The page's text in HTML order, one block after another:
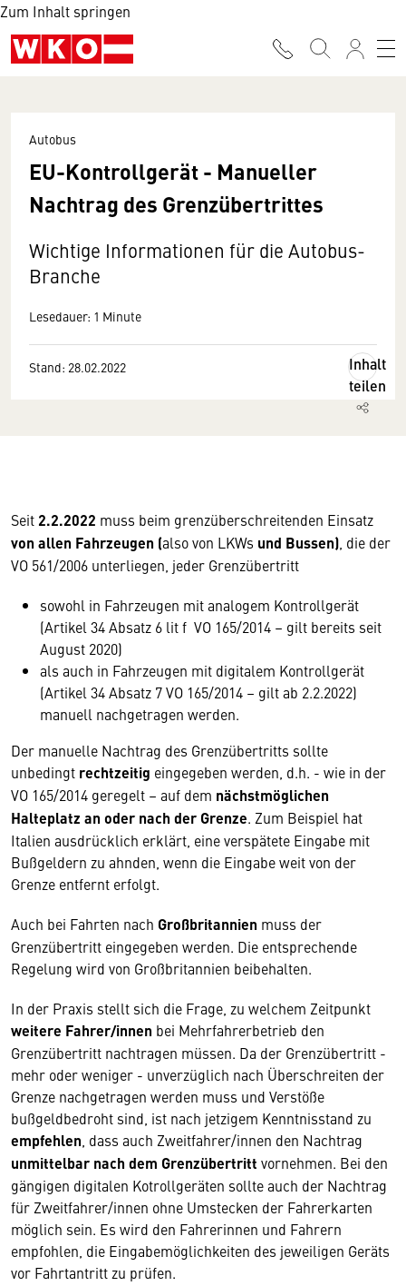
Zum Inhalt springen
Autobus
EU-Kontrollgerät - Manueller
Nachtrag des Grenzübertrittes
Wichtige Informationen für die Autobus-
Branche
Lesedauer: 1 Minute
Stand: 28.02.2022
Inhalt
teilen
Seit 2.2.2022 muss beim grenzüberschreitenden Einsatz
von allen Fahrzeugen (also von LKWs und Bussen) , die der
VO 561/2006 unterliegen, jeder Grenzübertritt
sowohl in Fahrzeugen mit analogem Kontrollgerät
(Artikel 34 Absatz 6 lit f VO 165/2014 – gilt bereits seit
August 2020)
als auch in Fahrzeugen mit digitalem Kontrollgerät
(Artikel 34 Absatz 7 VO 165/2014 – gilt ab 2.2.2022)
manuell nachgetragen werden.
Der manuelle Nachtrag des Grenzübertritts sollte
unbedingt rechtzeitig eingegeben werden, d.h. - wie in der
VO 165/2014 geregelt – auf dem nächstmöglichen
Halteplatz an oder nach der Grenze. Zum Beispiel hat
Italien ausdrücklich erklärt, eine verspätete Eingabe mit
Bußgeldern zu ahnden, wenn die Eingabe weit von der
Grenze entfernt erfolgt.
Auch bei Fahrten nach Großbritannien muss der
Grenzübertritt eingegeben werden. Die entsprechende
Regelung wird von Großbritannien beibehalten.
In der Praxis stellt sich die Frage, zu welchem Zeitpunkt
weitere Fahrer/innen bei Mehrfahrerbetrieb den
Grenzübertritt nachtragen müssen. Da der Grenzübertritt -
mehr oder weniger - unverzüglich nach Überschreiten der
Grenze nachgetragen werden muss und Verstöße
bußgeldbedroht sind, ist nach jetzigem Kenntnisstand zu
empfehlen , dass auch Zweitfahrer/innen den Nachtrag
unmittelbar nach dem Grenzübertritt vornehmen. Bei den
gängigen digitalen Kotrollgeräten sollte auch der Nachtrag
für Zweitfahrer/innen ohne Umstecken der Fahrerkarten
möglich sein. Es wird den Fahrerinnen und Fahrern
empfohlen, die Eingabemöglichkeiten des jeweiligen Geräts
vor Fahrtantritt zu prüfen.
Wir benötigen Ihre Zustimmung
Hier würden wir Ihnen gerne einen externen
Inhalt anzeigen. Dafür benötigen wir allerdings
Ihre Zustimmung, da Ihr Browser